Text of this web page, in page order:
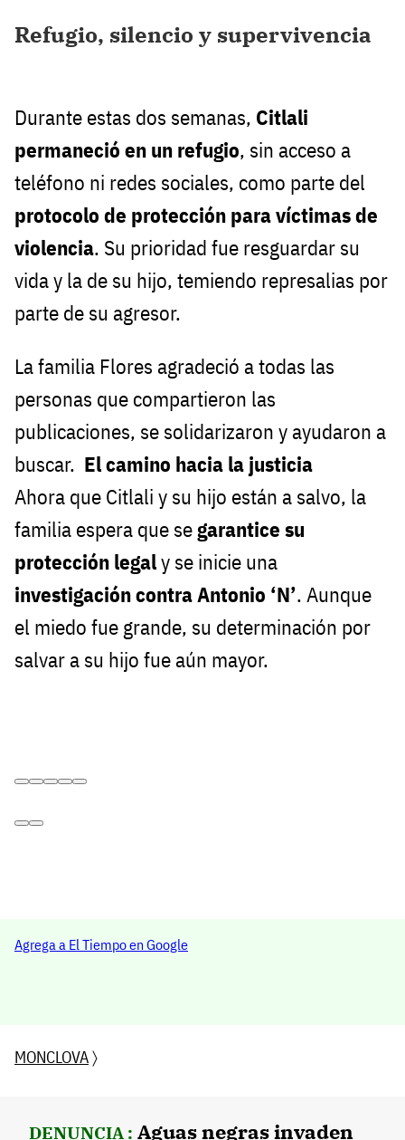
Refugio, silencio y supervivencia
Durante estas dos semanas, Citlali
permaneció en un refugio, sin acceso a
teléfono ni redes sociales, como parte del
protocolo de protección para víctimas de
violencia. Su prioridad fue resguardar su
vida y la de su hijo, temiendo represalias por
parte de su agresor.
La familia Flores agradeció a todas las
personas que compartieron las
publicaciones, se solidarizaron y ayudaron a
buscar. El camino hacia la justicia
Ahora que Citlali y su hijo están a salvo, la
familia espera que segarantice su
protección legaly se inicie una
investigación contra Antonio ‘N’. Aunque
el miedo fue grande, su determinación por
salvar a su hijo fue aún mayor.
Agrega a El Tiempo en Google
MONCLOVA〉
DENUNCIA : Aguas negras invaden